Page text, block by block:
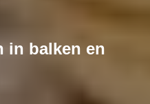
in balken en